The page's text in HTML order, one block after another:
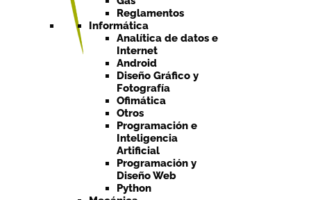
Reglamentos
Informática
Analítica de datos e
Internet
Android
Diseño Gráfico y
Fotografía
Ofimática
Otros
Programación e
Inteligencia
Artificial
Programación y
Diseño Web
Python